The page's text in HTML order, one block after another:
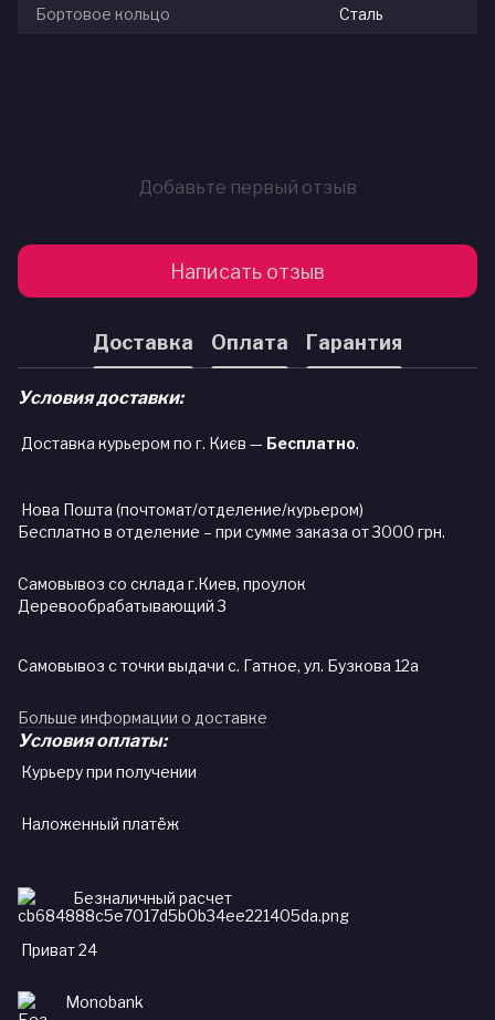
Бортовое кольцо Сталь
Добавьте первый отзыв
Написать отзыв
Доставка Оплата Гарантия
Условия доставки:
Доставка курьером по г. Києв — Бесплатно.
Нова Пошта (почтомат/отделение/курьером)
Бесплатно в отделение – при сумме заказа от 3000 грн.
Самовывоз со склада г.Киев, проулок
Деревообрабатывающий 3
Самовывоз с точки выдачи с. Гатное, ул. Бузкова 12а
Больше информации о доставке
Условия оплаты:
Курьеру при получении
Наложенный платёж
Безналичный расчет
Приват 24
Monobank